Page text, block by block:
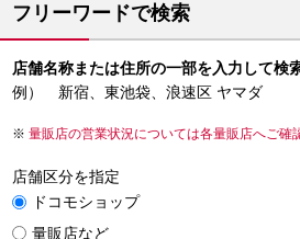
フリーワードで検索
店舗名称または住所の一部を入力して検
例） 新宿、東池袋、浪速区 ヤマダ
量販店の営業状況については各量販店へご確
店舗区分を指定
ドコモショップ
量販店など